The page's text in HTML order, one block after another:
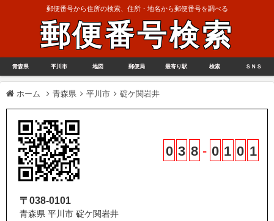
郵便番号から住所の検索、住所・地名から郵便番号を調べる
郵便番号検索
青森県 平川市 地図 郵便局 最寄り駅 検索 ＳＮＳ
ホーム 青森県 平川市 碇ケ関岩井
0 3 8 - 0 1 0 1
〒038-0101
青森県 平川市 碇ケ関岩井